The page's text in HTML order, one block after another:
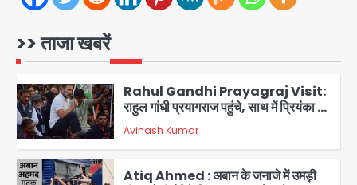
>> ताजा खबरें
1
Noida Bal Bharati School
8वीं की क्लास, NCPCR की शिकायत पर
2
Rahul Gandhi Prayagraj Visit:
राहुल गांधी प्रयागराज पहुंचे, साथ में प्रियंका की
बेटी मिराया; केपी ग्राउंड में छात्रों से संवाद,
सिर्फ 5 हजार मौजूद
Avinash Kumar
Atiq Ahmed : अबान के जनाजे में उमड़ी